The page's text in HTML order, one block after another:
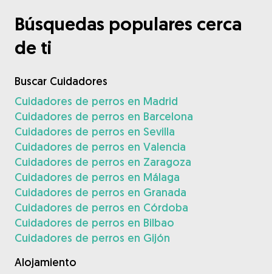
Búsquedas populares cerca
de ti
Buscar Cuidadores
Cuidadores de perros en Madrid
Cuidadores de perros en Barcelona
Cuidadores de perros en Sevilla
Cuidadores de perros en Valencia
Cuidadores de perros en Zaragoza
Cuidadores de perros en Málaga
Cuidadores de perros en Granada
Cuidadores de perros en Córdoba
Cuidadores de perros en Bilbao
Cuidadores de perros en Gijón
Alojamiento